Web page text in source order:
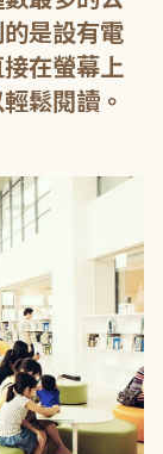
是設有電
在螢幕上
鬆閱讀。